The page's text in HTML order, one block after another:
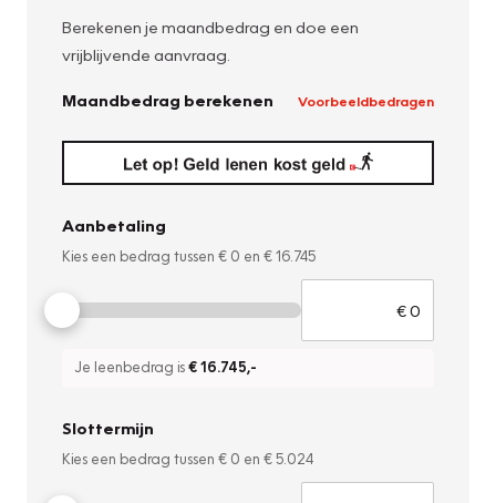
Berekenen je maandbedrag en doe een
vrijblijvende aanvraag.
Maandbedrag berekenen Voorbeeldbedragen
Aanbetaling
Kies een bedrag tussen € 0 en € 16.745
Je leenbedrag is€ 16.745,-
Slottermijn
Kies een bedrag tussen € 0 en € 5.024